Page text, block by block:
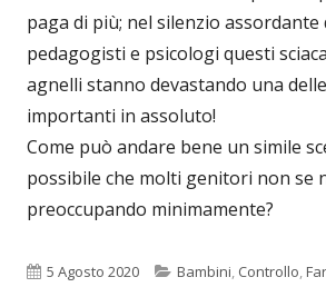
paga di più; nel silenzio assordante
pedagogisti e psicologi questi
agnelli stanno devastando una
importanti in assoluto!
Come può andare bene un simile
possibile che molti genitori non se
preoccupando minimamente?
Pubblicato
5 Agosto 2020 Categorie
Bambini, Controllo,